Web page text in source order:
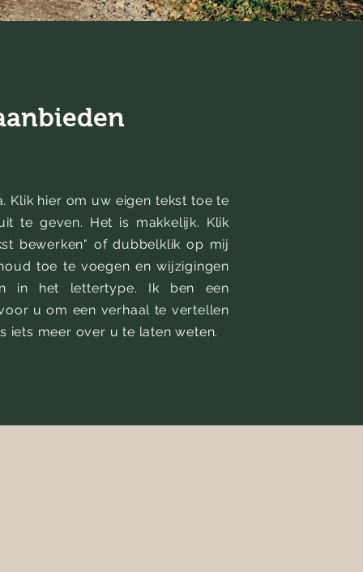
Klik hier om uw eigen tekst toe te
te geven. Het is makkelijk. Klik
bewerken" of dubbelklik op mij
toe te voegen en wijzigingen
in het lettertype. Ik ben een
u om een verhaal te vertellen
iets meer over u te laten weten.